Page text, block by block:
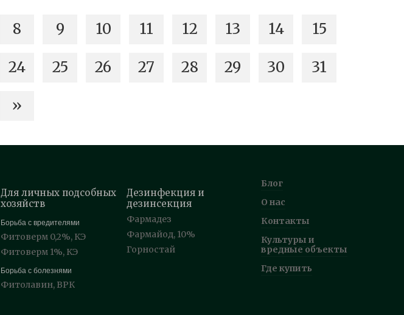
8 9 10 11 12 13 14 15
24 25 26 27 28 29 30 31
»
Для личных подсобных
хозяйств
Борьба с вредителями
Фитоверм 0,2%, КЭ
Фитоверм 1%, КЭ
Борьба с болезнями
Фитолавин, ВРК
Дезинфекция и
дезинсекция
Фармадез
Фармайод, 10%
Горностай
Блог
О нас
Контакты
Культуры и
вредные объекты
Где купить